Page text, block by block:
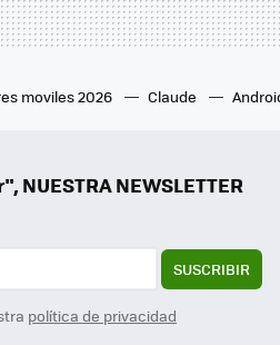
moviles 2026 Claude
NEWSLETTER
SUSCRIBIR
política de privacidad